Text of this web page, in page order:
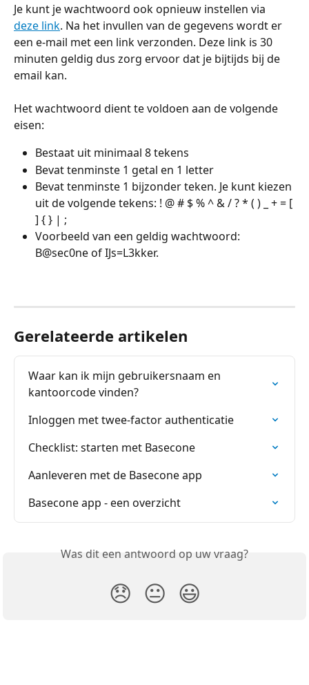
Je kunt je wachtwoord ook opnieuw instellen via
deze link. Na het invullen van de gegevens wordt er
een e-mail met een link verzonden. Deze link is 30
minuten geldig dus zorg ervoor dat je bijtijds bij de
email kan.
Het wachtwoord dient te voldoen aan de volgende
eisen:
Bestaat uit minimaal 8 tekens
Bevat tenminste 1 getal en 1 letter
Bevat tenminste 1 bijzonder teken. Je kunt kiezen
uit de volgende tekens: ! @ # $ % ^ & / ? * ( ) _ + = [
] { } | ;
Voorbeeld van een geldig wachtwoord:
B@sec0ne of IJs=L3kker.
Gerelateerde artikelen
Waar kan ik mijn gebruikersnaam en
kantoorcode vinden?
Inloggen met twee-factor authenticatie
Checklist: starten met Basecone
Aanleveren met de Basecone app
Basecone app - een overzicht
Was dit een antwoord op uw vraag?
😞 😐 😃